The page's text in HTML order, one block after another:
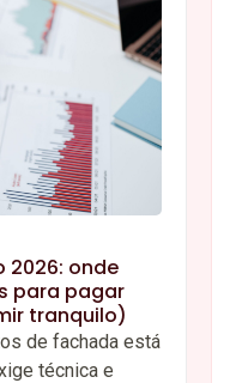
2026: onde
para pagar
tranquilo)
de fachada está
técnica e